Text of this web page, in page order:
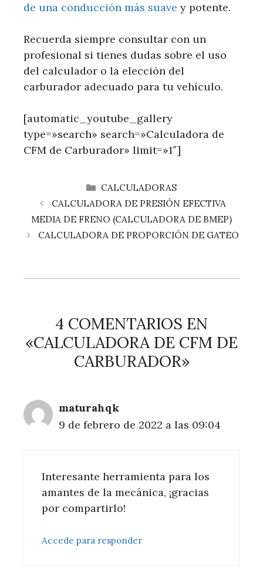
de una conducción más suave y potente.
Recuerda siempre consultar con un
profesional si tienes dudas sobre el uso
del calculador o la elección del
carburador adecuado para tu vehículo.
[automatic_youtube_gallery
type=»search» search=»Calculadora de
CFM de Carburador» limit=»1″]
CATEGORÍAS
CALCULADORAS
CALCULADORA DE PRESIÓN EFECTIVA
MEDIA DE FRENO (CALCULADORA DE BMEP)
CALCULADORA DE PROPORCIÓN DE GATEO
4 COMENTARIOS EN
«CALCULADORA DE CFM DE
CARBURADOR»
maturahqk
9 de febrero de 2022 a las 09:04
Interesante herramienta para los
amantes de la mecánica, ¡gracias
por compartirlo!
Accede para responder